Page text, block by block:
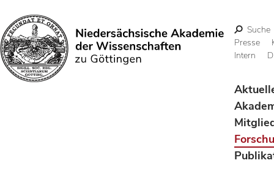
Suchen
Suche
Presse
Intern